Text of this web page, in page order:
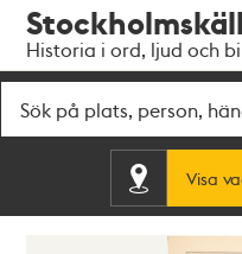
navigationen
huvudinnehållet
Historia i ord, ljud och
Visa